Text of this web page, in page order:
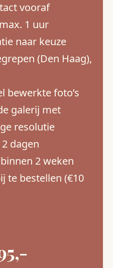
vooraf
1 uur
naar keuze
(Den Haag),
bewerkte foto’s
galerij met
resolutie
dagen
2 weken
te bestellen (€10